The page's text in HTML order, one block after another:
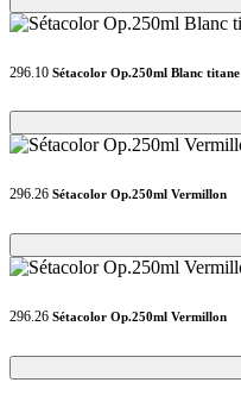
296.10 Sétacolor Op.250ml Blanc titane
Loading...
Loading...
296.26 Sétacolor Op.250ml Vermillon
Loading...
Loading...
296.26 Sétacolor Op.250ml Vermillon
Loading...
Loading...